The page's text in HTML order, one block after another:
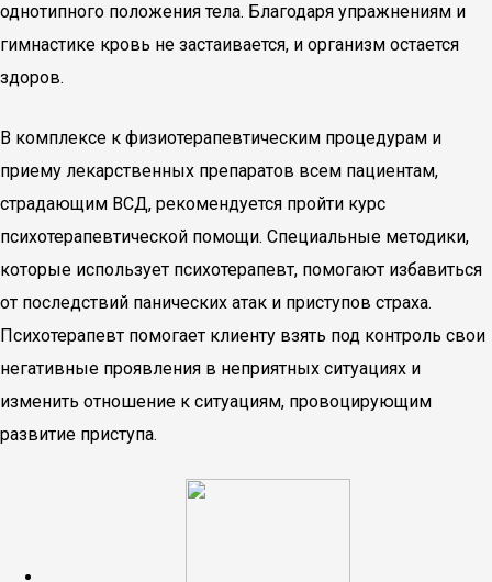
однотипного положения тела. Благодаря упражнениям и
гимнастике кровь не застаивается, и организм остается
здоров.
В комплексе к физиотерапевтическим процедурам и
приему лекарственных препаратов всем пациентам,
страдающим ВСД, рекомендуется пройти курс
психотерапевтической помощи. Специальные методики,
которые использует психотерапевт, помогают избавиться
от последствий панических атак и приступов страха.
Психотерапевт помогает клиенту взять под контроль свои
негативные проявления в неприятных ситуациях и
изменить отношение к ситуациям, провоцирующим
развитие приступа.